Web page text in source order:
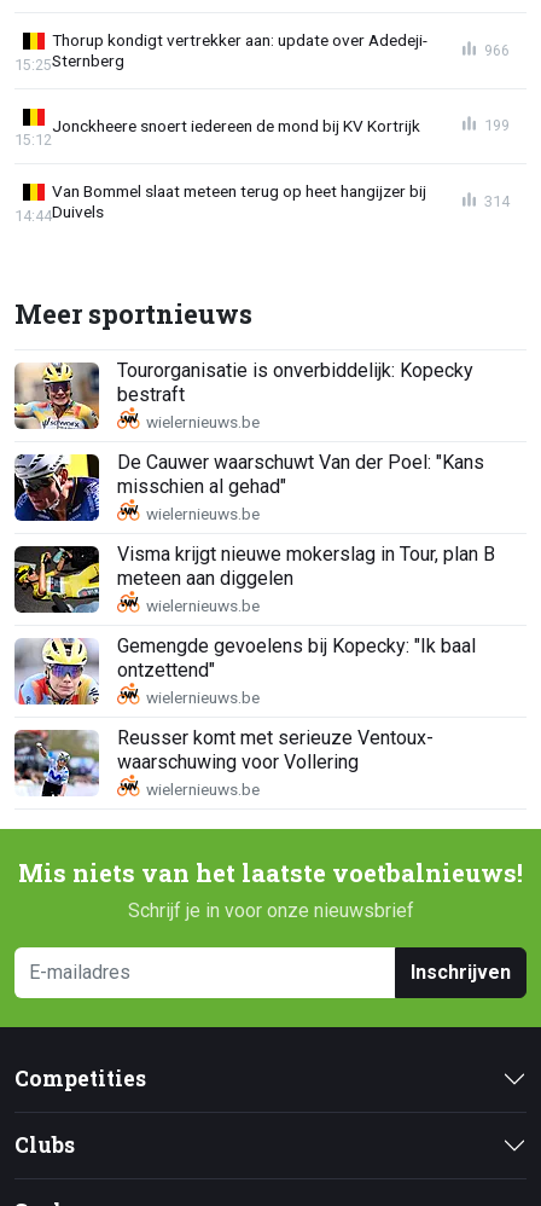
Thorup kondigt vertrekker aan: update over Adedeji-
Sternberg
15:25
966
Jonckheere snoert iedereen de mond bij KV Kortrijk
15:12
199
Van Bommel slaat meteen terug op heet hangijzer bij
Duivels
14:44
314
Meer sportnieuws
Tourorganisatie is onverbiddelijk: Kopecky
bestraft
De Cauwer waarschuwt Van der Poel: "Kans
misschien al gehad"
Visma krijgt nieuwe mokerslag in Tour, plan B
meteen aan diggelen
Gemengde gevoelens bij Kopecky: "Ik baal
ontzettend"
Reusser komt met serieuze Ventoux-
waarschuwing voor Vollering
Mis niets van het laatste voetbalnieuws!
Schrijf je in voor onze nieuwsbrief
Inschrijven
Competities
Clubs